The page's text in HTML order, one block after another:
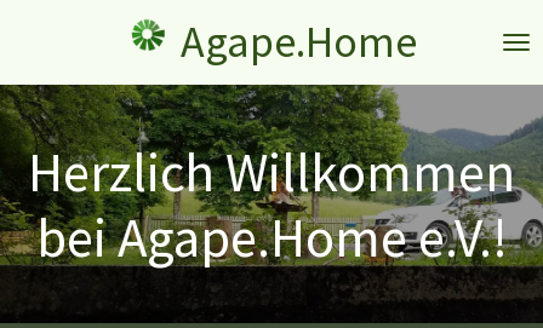
springen
Agape.Home
Herzlich Willkommen
bei Agape.Home e.V.!